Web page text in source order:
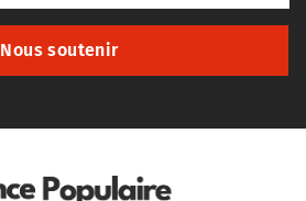
Nous soutenir